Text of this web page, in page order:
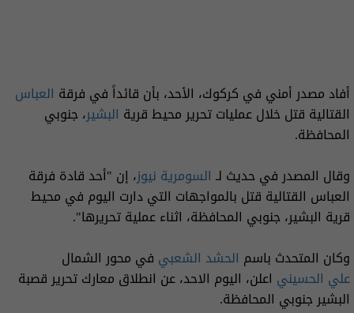
أفاد مصدر أمني في كركوك، الأحد، بأن قائداً في فرقة العباس
القتالية قتل خلال عمليات تحرير محيط قرية البشير، جنوبي
المحافظة.
وقال المصدر في حديث لـ السومرية نيوز، إن "أحد قادة فرقة
العباس القتالية قتل بالمواجهات التي دارت اليوم في محيط
قرية البشير، جنوبي المحافظة، اثناء عملية تحريرها".
وكان المتحدث باسم الحشد الشعبي في محور الشمال
علي الحسيني اعلن، اليوم الاحد، عن انطلاق معارك تحرير قصبة
البشير جنوبي المحافظة.